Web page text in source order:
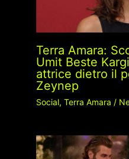
Terra Amara:
Umit Beste
attrice dietro il
Zeynep
Social, Terra Amara /